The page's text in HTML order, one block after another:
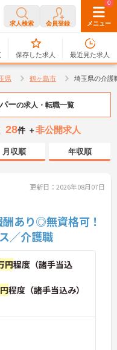
求人検索 会員登録 メニュー
0
保存した求人
0
最近見た求人
県 鶴ヶ島市 埼玉県の介護
ーの求人・転職一覧
28件 ＋非公開求人
月収順 年収順
更新日：2026年08月07日
酬あり◎無資格可！
／介護職
円程度（諸手当込
程度（諸手当込み）